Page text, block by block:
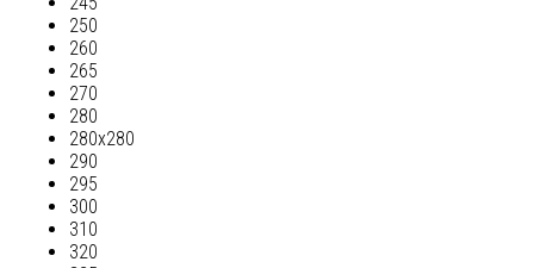
250
260
265
270
280
280х280
290
295
300
310
320